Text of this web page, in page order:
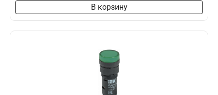
В корзину